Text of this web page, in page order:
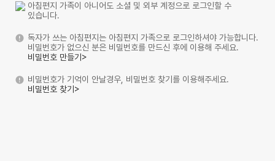
아침편지 가족이 아니어도 소셜 및 외부 계정으로 로그인할 수
있습니다.
독자가 쓰는 아침편지는 아침편지 가족으로 로그인하셔야 가능합니다.
비밀번호가 없으신 분은 비밀번호를 만드신 후에 이용해 주세요.
비밀번호 만들기>
비밀번호가 기억이 안날경우, 비밀번호 찾기를 이용해주세요.
비밀번호 찾기>